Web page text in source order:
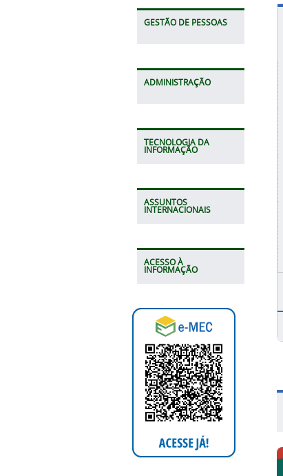
GESTÃO DE PESSOAS
ADMINISTRAÇÃO
TECNOLOGIA DA
INFORMAÇÃO
ASSUNTOS
INTERNACIONAIS
ACESSO À
INFORMAÇÃO